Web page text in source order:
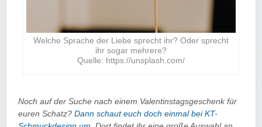
Welche Sprache der Liebe sprecht ihr? Oder sprecht
ihr sogar mehrere?
Quelle: https://unsplash.com/
Noch auf der Suche nach einem Valentinstagsgeschenk für
euren Schatz? Dann schaut euch doch einmal bei KT-